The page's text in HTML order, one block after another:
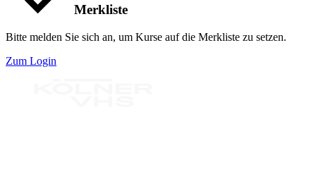
Merkliste
Bitte melden Sie sich an, um Kurse auf die Merkliste zu setzen.
Zum Login